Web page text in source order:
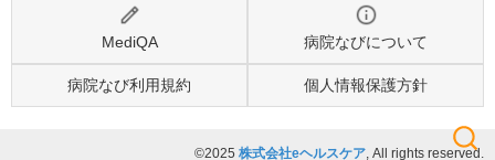
MediQA 病院なびについて
病院なび利用規約 個人情報保護方針
©2025 株式会社eヘルスケア , All rights reserved.